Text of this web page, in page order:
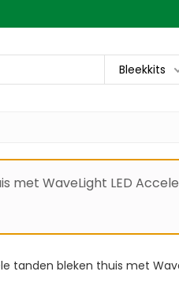
Bleekkits
met WaveLight LED
tanden bleken thuis met